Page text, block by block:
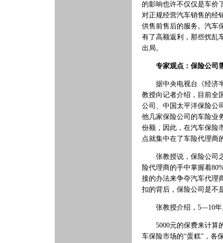
的影响也许不仅仅是车价
对正规经营汽车销售的经
供售前售后的服务。汽车
有了高额返利，那些扰乱
出局。
专家观点：保险公司
据中央电视台《经济半
教授向记者介绍，目前全
公司、中国太平洋保险公
他几家保险公司的车险业
份额，因此，在汽车保险
点就集中在了车险代理商
张教授说，保险公司之
险代理商的手中掌握着
接的办法来争夺汽车代理
扣的背后，保险公司是不
张教授介绍，5—10年后
5000元的保费来计算的
车保险市场的“蛋糕”，各